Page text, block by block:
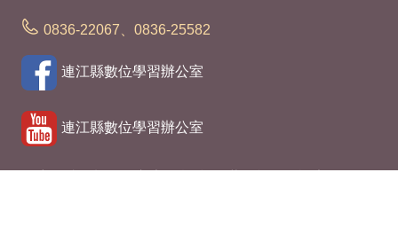
0836-22067、0836-25582
連江縣數位學習辦公室
連江縣數位學習辦公室